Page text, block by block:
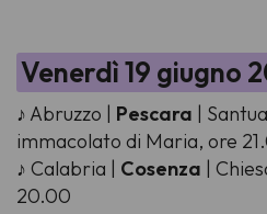
Venerdì 19 giugno
♪ Abruzzo | Pescara |
immacolato di Maria, ore
♪ Calabria | Cosenza |
20.00